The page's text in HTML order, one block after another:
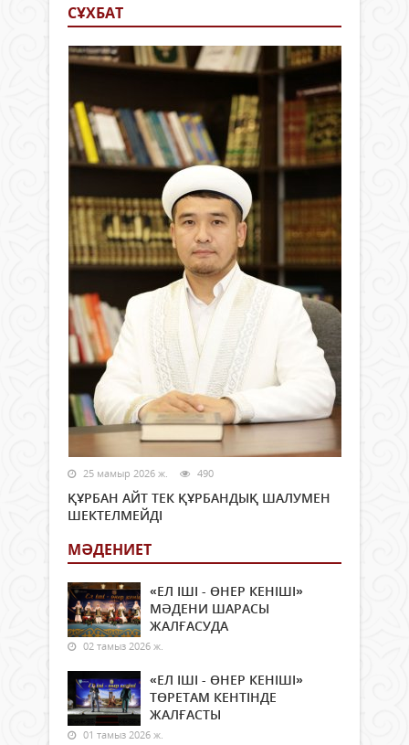
СҰХБАТ
25 мамыр 2026 ж. 490
ҚҰРБАН АЙТ ТЕК ҚҰРБАНДЫҚ ШАЛУМЕН
ШЕКТЕЛМЕЙДІ
МӘДЕНИЕТ
«ЕЛ ІШІ - ӨНЕР КЕНІШІ»
МӘДЕНИ ШАРАСЫ
ЖАЛҒАСУДА
02 тамыз 2026 ж.
«ЕЛ ІШІ - ӨНЕР КЕНІШІ»
ТӨРЕТАМ КЕНТІНДЕ
ЖАЛҒАСТЫ
01 тамыз 2026 ж.